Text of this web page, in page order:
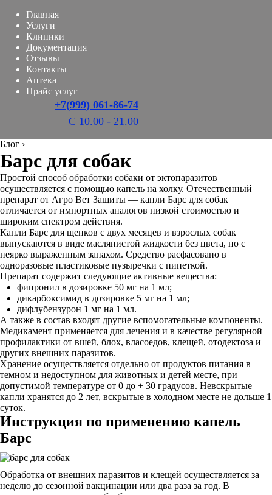
Главная
Услуги
Клиники
Документация
Отзывы
Контакты
Аптека
Прайс услуг
+7(999) 061-86-74
С 10.00 - 21.00
Блог ›
Барс для собак
Простой способ обработки собаки от эктопаразитов
осуществляется с помощью капель на холку. Отечественный
препарат от Агро Вет Защиты — капли Барс для собак
отличается от импортных аналогов низкой стоимостью и
широким спектром действия.
Капли Барс для щенков с двух месяцев и взрослых собак
выпускаются в виде маслянистой жидкости без цвета, но с
неярко выраженным запахом. Средство расфасовано в
одноразовые пластиковые пузыречки с пипеткой.
Препарат содержит следующие активные вещества:
фипронил в дозировке 50 мг на 1 мл;
дикарбоксимид в дозировке 5 мг на 1 мл;
дифлубензурон 1 мг на 1 мл.
А также в состав входят другие вспомогательные компоненты.
Медикамент применяется для лечения и в качестве регулярной
профилактики от вшей, блох, власоедов, клещей, отодектоза и
других внешних паразитов.
Хранение осуществляется отдельно от продуктов питания в
темном и недоступном для животных и детей месте, при
допустимой температуре от 0 до + 30 градусов. Невскрытые
капли хранятся до 2 лет, вскрытые в холодном месте не дольше 1
суток.
Инструкция по применению капель
Барс
Обработка от внешних паразитов и клещей осуществляется за
неделю до сезонной вакцинации или два раза за год. В